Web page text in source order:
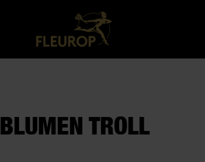
BLUMEN TROLL